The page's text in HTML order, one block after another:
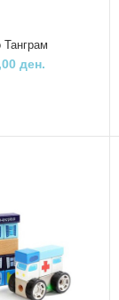
За деца над 2
Танграм
ден.